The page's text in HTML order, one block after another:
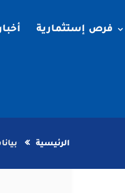
فرص إستثمارية
الرئيسية